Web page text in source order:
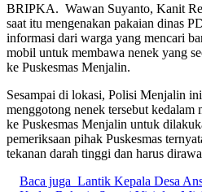
BRIPKA. Wawan Suyanto, Kanit
saat itu mengenakan pakaian dinas
informasi dari warga yang mencari
mobil untuk membawa nenek yang
ke Puskesmas Menjalin.
Sesampai di lokasi, Polisi Menjalin
menggotong nenek tersebut
ke Puskesmas Menjalin untuk
pemeriksaan pihak Puskesmas
tekanan darah tinggi dan harus
Baca juga Lantik Kepala Desa